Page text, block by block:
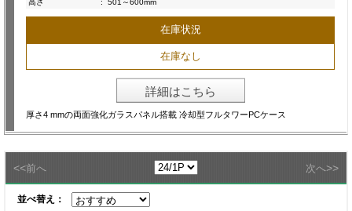
高さ
: 501～600mm
在庫状況
在庫なし
詳細はこちら
厚さ4 mmの両面強化ガラスパネル搭載 冷却型フルタワーPCケース
<<前へ 次へ>>
並べ替え：